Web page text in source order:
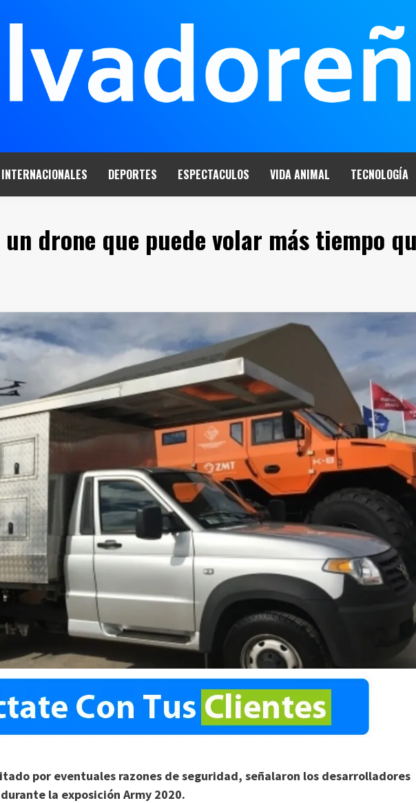
INTERNACIONALES DEPORTES ESPECTACULOS VIDA ANIMAL TECNOLOGÍA
drone que puede volar más tiempo
por eventuales razones de seguridad, señalaron los desarrolladores
la exposición Army 2020.